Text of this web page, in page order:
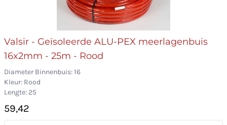
Valsir - Geïsoleerde ALU-PEX meerlagenbuis
16x2mm - 25m - Rood
Diameter Binnenbuis: 16
Kleur: Rood
Lengte: 25
59,42